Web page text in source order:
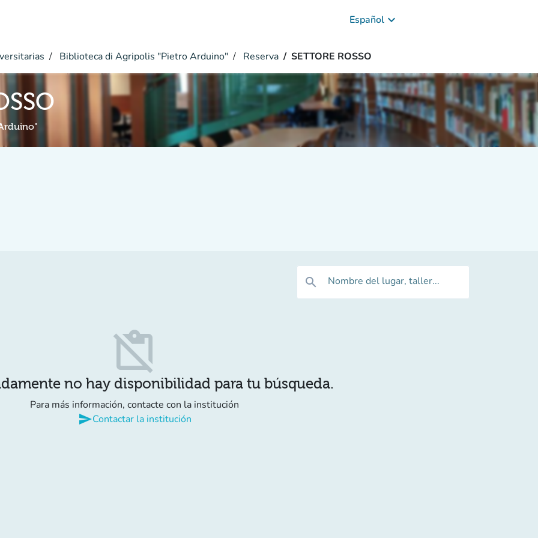
Español keyboard_arrow_down
Biblioteca di Agripolis "Pietro Arduino" Reserva SETTORE ROSSO
search Nombre del lugar, taller...
content_paste_off
no hay disponibilidad para tu búsqueda.
Para más información, contacte con la institución
sendContactar la institución